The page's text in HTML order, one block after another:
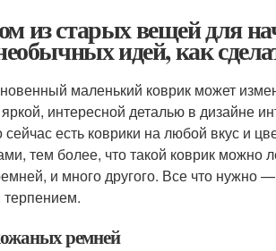
из старых вещей для
идей, как
маленький коврик может
интересной деталью в дизайне
сейчас есть коврики на любой вкус и
тем более, что такой коврик можно
и много другого. Все что нужно
ремней